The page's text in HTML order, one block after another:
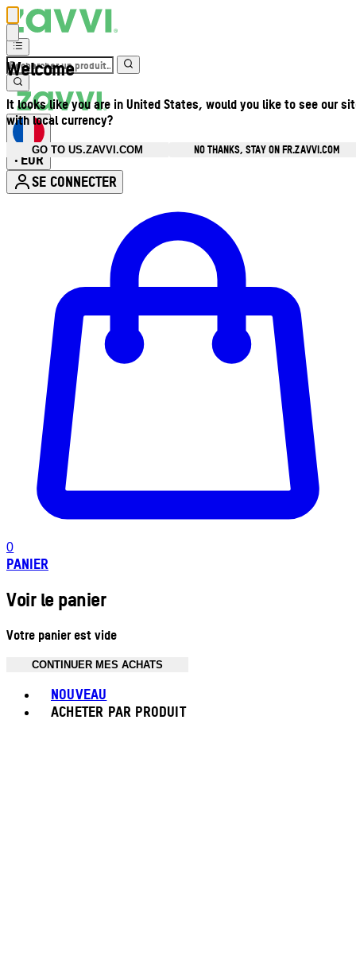
Welcome
It looks like you are in United States, would you like to see our
with local currency?
GO TO US.ZAVVI.COM
NO THANKS, STAY ON FR.ZAVVI.COM
• EUR
SE CONNECTER
0
PANIER
Voir le panier
Votre panier est vide
CONTINUER MES ACHATS
NOUVEAU
ACHETER PAR PRODUIT